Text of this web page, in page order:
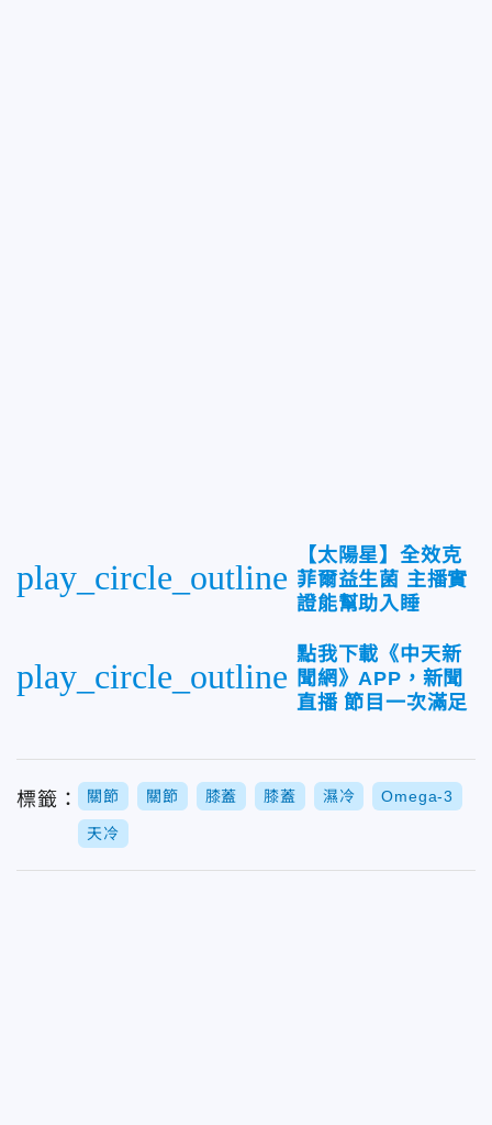
play_circle_outline
【太陽星】全效克
菲爾益生菌 主播實
證能幫助入睡
play_circle_outline
點我下載《中天新
聞網》APP，新聞
直播 節目一次滿足
標籤： 關節 關節 膝蓋 膝蓋 濕冷 Omega-3
天冷